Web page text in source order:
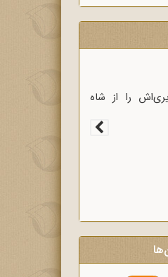
وعاظ در لبیک به
روشنگری و